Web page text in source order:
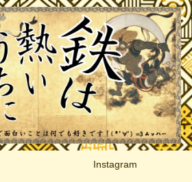
Instagram